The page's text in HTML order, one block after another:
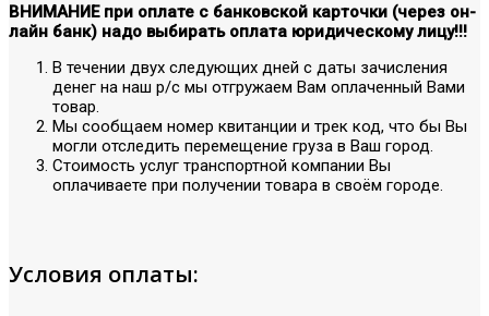
ВНИМАНИЕ при оплате с банковской карточки (через он-
лайн банк) надо выбирать оплата юридическому лицу!!!
В течении двух следующих дней с даты зачисления
денег на наш р/с мы отгружаем Вам оплаченный Вами
товар.
Мы сообщаем номер квитанции и трек код, что бы Вы
могли отследить перемещение груза в Ваш город.
Стоимость услуг транспортной компании Вы
оплачиваете при получении товара в своём городе.
Условия оплаты: